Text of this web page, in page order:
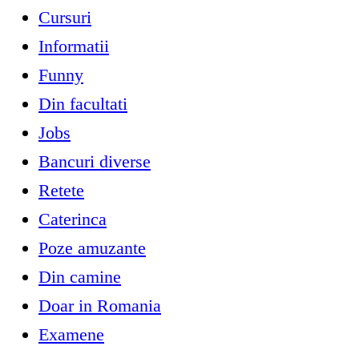
Cursuri
Informatii
Funny
Din facultati
Jobs
Bancuri diverse
Retete
Caterinca
Poze amuzante
Din camine
Doar in Romania
Examene